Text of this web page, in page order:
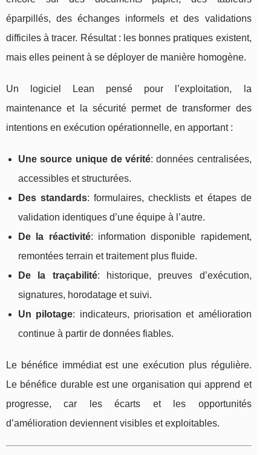
éparpillés, des échanges informels et des validations
difficiles à tracer. Résultat : les bonnes pratiques existent,
mais elles peinent à se déployer de manière homogène.
Un logiciel Lean pensé pour l’exploitation, la
maintenance et la sécurité permet de transformer des
intentions en exécution opérationnelle, en apportant :
Une source unique de vérité: données centralisées,
accessibles et structurées.
Des standards: formulaires, checklists et étapes de
validation identiques d’une équipe à l’autre.
De la réactivité: information disponible rapidement,
remontées terrain et traitement plus fluide.
De la traçabilité: historique, preuves d’exécution,
signatures, horodatage et suivi.
Un pilotage: indicateurs, priorisation et amélioration
continue à partir de données fiables.
Le bénéfice immédiat est une exécution plus régulière.
Le bénéfice durable est une organisation qui apprend et
progresse, car les écarts et les opportunités
d’amélioration deviennent visibles et exploitables.